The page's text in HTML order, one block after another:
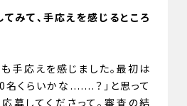
みて、手応えを感じるところ
手応えを感じました。最初は
名くらいかな.......？」と思って
募してくださって。審査の結